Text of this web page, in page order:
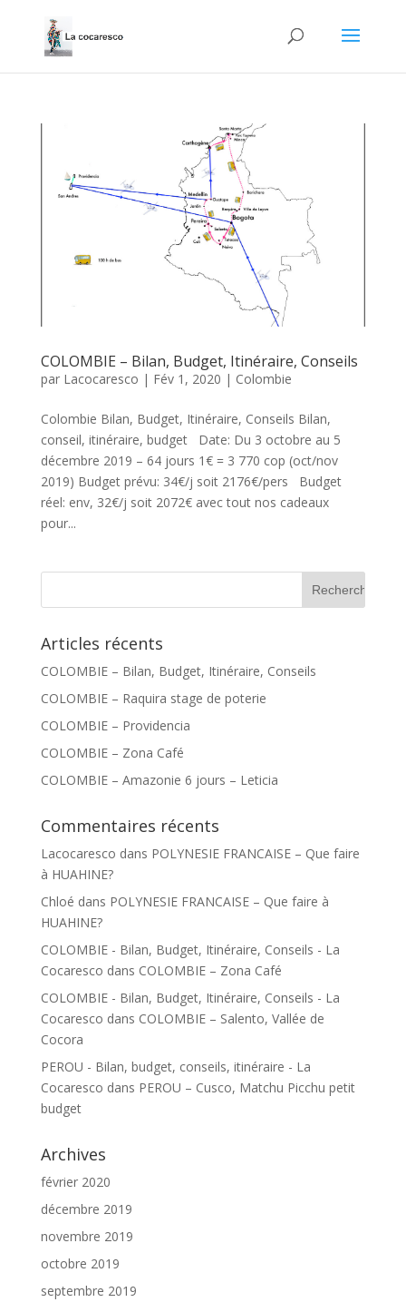
COLOMBIE – Bilan, Budget, Itinéraire, Conseils
par Lacocaresco | Fév 1, 2020 | Colombie
Colombie Bilan, Budget, Itinéraire, Conseils Bilan,
conseil, itinéraire, budget Date: Du 3 octobre au 5
décembre 2019 – 64 jours 1€ = 3 770 cop (oct/nov
2019) Budget prévu: 34€/j soit 2176€/pers Budget
réel: env, 32€/j soit 2072€ avec tout nos cadeaux
pour...
Articles récents
COLOMBIE – Bilan, Budget, Itinéraire, Conseils
COLOMBIE – Raquira stage de poterie
COLOMBIE – Providencia
COLOMBIE – Zona Café
COLOMBIE – Amazonie 6 jours – Leticia
Commentaires récents
Lacocaresco dans POLYNESIE FRANCAISE – Que faire
à HUAHINE?
Chloé dans POLYNESIE FRANCAISE – Que faire à
HUAHINE?
COLOMBIE - Bilan, Budget, Itinéraire, Conseils - La
Cocaresco dans COLOMBIE – Zona Café
COLOMBIE - Bilan, Budget, Itinéraire, Conseils - La
Cocaresco dans COLOMBIE – Salento, Vallée de
Cocora
PEROU - Bilan, budget, conseils, itinéraire - La
Cocaresco dans PEROU – Cusco, Matchu Picchu petit
budget
Archives
février 2020
décembre 2019
novembre 2019
octobre 2019
septembre 2019